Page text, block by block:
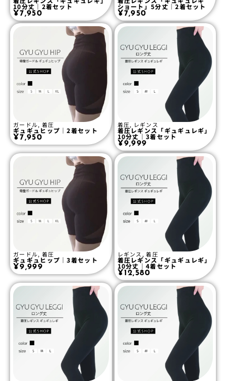
10分丈｜2着セット
¥7,950
ショート」5分丈｜2着セット
¥7,950
ガードル, 着圧
ギュギュヒップ｜2着セット
¥7,950
着圧, レギンス
着圧レギンス「ギュギュレギ」
10分丈｜3着セット
¥9,999
ガードル, 着圧
ギュギュヒップ｜3着セット
¥9,999
レギンス ,着圧
着圧レギンス「ギュギュレギ」
10分丈｜4着セット
¥12,580